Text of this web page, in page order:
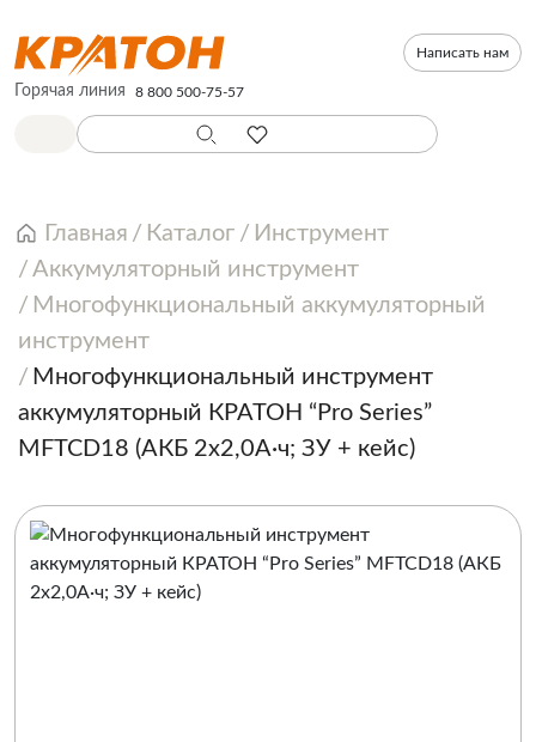
Написать нам
Горячая линия 8 800 500-75-57
Главная Каталог
Инструмент
Аккумуляторный инструмент
Многофункциональный аккумуляторный
инструмент
Многофункциональный инструмент
аккумуляторный КРАТОН “Pro Series”
MFTCD18 (АКБ 2x2,0А·ч; ЗУ + кейс)